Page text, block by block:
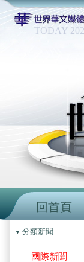
TODAY
回首頁
分類新聞
國際新聞